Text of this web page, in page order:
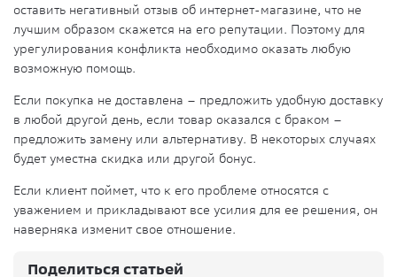
оставить негативный отзыв об интернет-магазине, что не
лучшим образом скажется на его репутации. Поэтому для
урегулирования конфликта необходимо оказать любую
возможную помощь.
Если покупка не доставлена – предложить удобную доставку
в любой другой день, если товар оказался с браком –
предложить замену или альтернативу. В некоторых случаях
будет уместна скидка или другой бонус.
Если клиент поймет, что к его проблеме относятся с
уважением и прикладывают все усилия для ее решения, он
наверняка изменит свое отношение.
Поделиться статьей